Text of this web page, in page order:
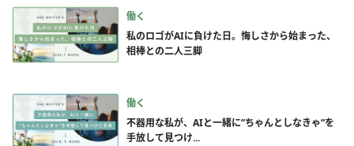
働く
私のロゴがAIに負けた日。悔しさから始まった、
相棒との二人三脚
働く
不器用な私が、AIと一緒に”ちゃんとしなきゃ”を
手放して見つけ...